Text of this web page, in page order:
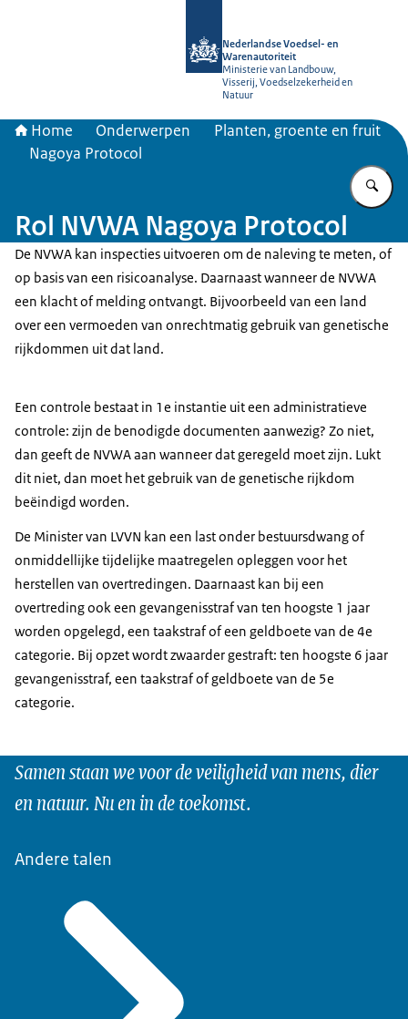
Nederlandse Voedsel- en
Warenautoriteit
Ministerie van Landbouw,
Visserij, Voedselzekerheid en
Natuur
Home Onderwerpen
Planten, groente en fruit
Nagoya Protocol
Rol NVWA Nagoya Protocol
De NVWA kan inspecties uitvoeren om de naleving te meten, of
op basis van een risicoanalyse. Daarnaast wanneer de NVWA
een klacht of melding ontvangt. Bijvoorbeeld van een land
over een vermoeden van onrechtmatig gebruik van genetische
rijkdommen uit dat land.
Een controle bestaat in 1e instantie uit een administratieve
controle: zijn de benodigde documenten aanwezig? Zo niet,
dan geeft de NVWA aan wanneer dat geregeld moet zijn. Lukt
dit niet, dan moet het gebruik van de genetische rijkdom
beëindigd worden.
De Minister van LVVN kan een last onder bestuursdwang of
onmiddellijke tijdelijke maatregelen opleggen voor het
herstellen van overtredingen. Daarnaast kan bij een
overtreding ook een gevangenisstraf van ten hoogste 1 jaar
worden opgelegd, een taakstraf of een geldboete van de 4e
categorie. Bij opzet wordt zwaarder gestraft: ten hoogste 6 jaar
gevangenisstraf, een taakstraf of geldboete van de 5e
categorie.
Samen staan we voor de veiligheid van mens, dier
en natuur. Nu en in de toekomst.
Andere talen